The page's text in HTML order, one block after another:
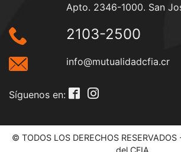
Apto. 2346-1000. San
2103-2500
info@mutualidadcfia.cr
Síguenos en:
© TODOS LOS DERECHOS
del CFIA